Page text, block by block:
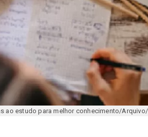
ao estudo para melhor conhecimento/Arquivo/